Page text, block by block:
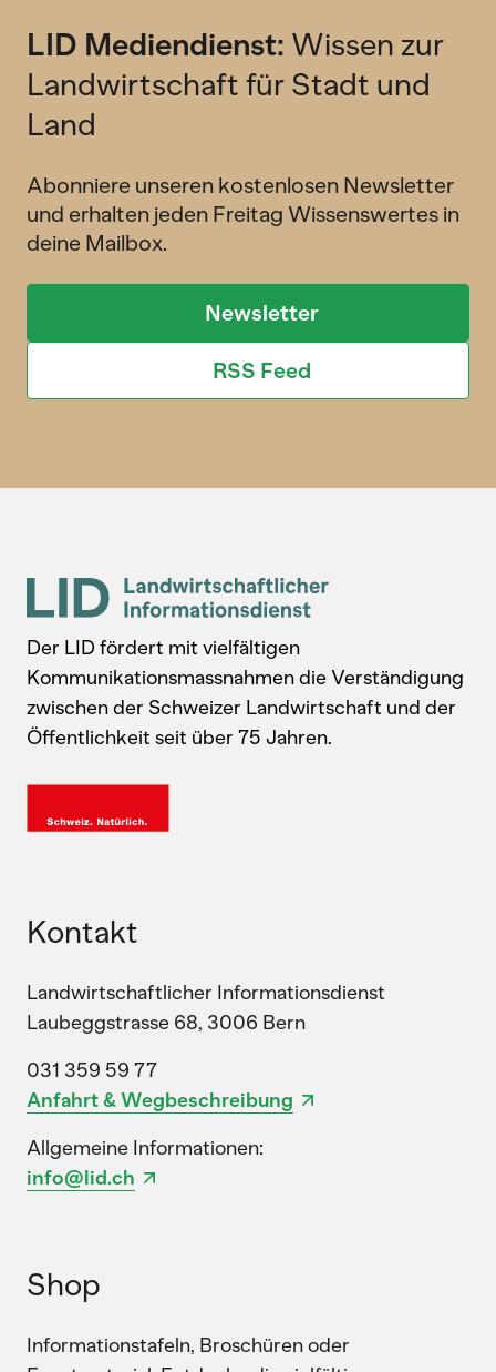
LID Mediendienst: Wissen zur
Landwirtschaft für Stadt und
Land
Abonniere unseren kostenlosen Newsletter
und erhalten jeden Freitag Wissenswertes in
deine Mailbox.
Newsletter
RSS Feed
Der LID fördert mit vielfältigen
Kommunikationsmassnahmen die Verständigung
zwischen der Schweizer Landwirtschaft und der
Öffentlichkeit seit über 75 Jahren.
Kontakt
Landwirtschaftlicher Informationsdienst
Laubeggstrasse 68, 3006 Bern
031 359 59 77
Anfahrt & Wegbeschreibung
Allgemeine Informationen:
info@lid.ch
Shop
Informationstafeln, Broschüren oder